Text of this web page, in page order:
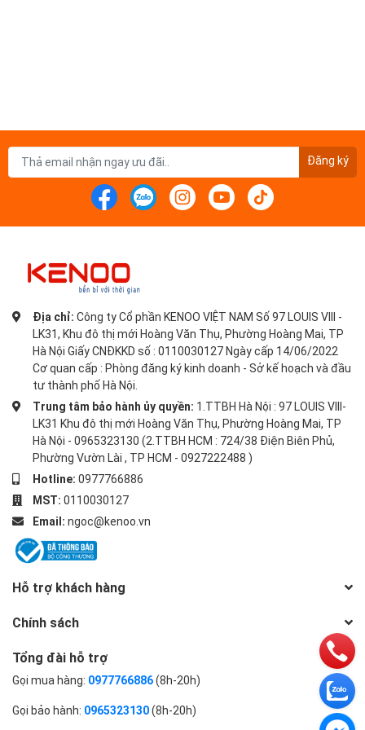
Đăng ký
Địa chỉ: Công ty Cổ phần KENOO VIỆT NAM Số 97 LOUIS VIII -
LK31, Khu đô thị mới Hoàng Văn Thụ, Phường Hoàng Mai, TP
Hà Nội Giấy CNĐKKD số : 0110030127 Ngày cấp 14/06/2022
Cơ quan cấp : Phòng đăng ký kinh doanh - Sở kế hoạch và đầu
tư thành phố Hà Nội.
Trung tâm bảo hành ủy quyền: 1.TTBH Hà Nội : 97 LOUIS VIII-
LK31 Khu đô thị mới Hoàng Văn Thụ, Phường Hoàng Mai, TP
Hà Nội - 0965323130 (2.TTBH HCM : 724/38 Điện Biên Phủ,
Phường Vườn Lài , TP HCM - 0927222488 )
Hotline: 0977766886
MST: 0110030127
Email: ngoc@kenoo.vn
Hỗ trợ khách hàng
Chính sách
Tổng đài hỗ trợ
Gọi mua hàng: 0977766886(8h-20h)
Gọi bảo hành: 0965323130(8h-20h)